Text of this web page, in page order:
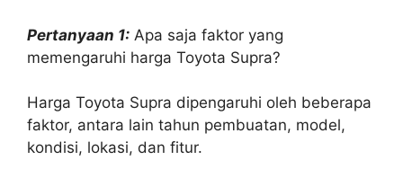
Pertanyaan 1: Apa saja faktor yang
memengaruhi harga Toyota Supra?
Harga Toyota Supra dipengaruhi oleh beberapa
faktor, antara lain tahun pembuatan, model,
kondisi, lokasi, dan fitur.